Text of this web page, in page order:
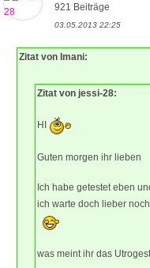
921 Beiträge
03.05.2013 22:25
Zitat von Imani:
Zitat von jessi-28:
HI
Guten morgen ihr lieben
Ich habe getestet eben
ich warte doch lieber
was meint ihr das